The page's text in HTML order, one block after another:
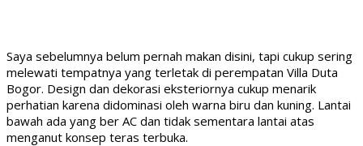
Saya sebelumnya belum pernah makan disini, tapi cukup sering
melewati tempatnya yang terletak di perempatan Villa Duta
Bogor. Design dan dekorasi eksteriornya cukup menarik
perhatian karena didominasi oleh warna biru dan kuning. Lantai
bawah ada yang ber AC dan tidak sementara lantai atas
menganut konsep teras terbuka.